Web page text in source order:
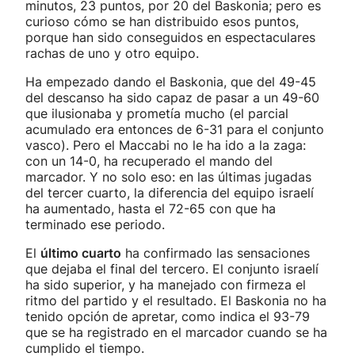
minutos, 23 puntos, por 20 del Baskonia; pero es
curioso cómo se han distribuido esos puntos,
porque han sido conseguidos en espectaculares
rachas de uno y otro equipo.
Ha empezado dando el Baskonia, que del 49-45
del descanso ha sido capaz de pasar a un 49-60
que ilusionaba y prometía mucho (el parcial
acumulado era entonces de 6-31 para el conjunto
vasco). Pero el Maccabi no le ha ido a la zaga:
con un 14-0, ha recuperado el mando del
marcador. Y no solo eso: en las últimas jugadas
del tercer cuarto, la diferencia del equipo israelí
ha aumentado, hasta el 72-65 con que ha
terminado ese periodo.
El último cuarto ha confirmado las sensaciones
que dejaba el final del tercero. El conjunto israelí
ha sido superior, y ha manejado con firmeza el
ritmo del partido y el resultado. El Baskonia no ha
tenido opción de apretar, como indica el 93-79
que se ha registrado en el marcador cuando se ha
cumplido el tiempo.